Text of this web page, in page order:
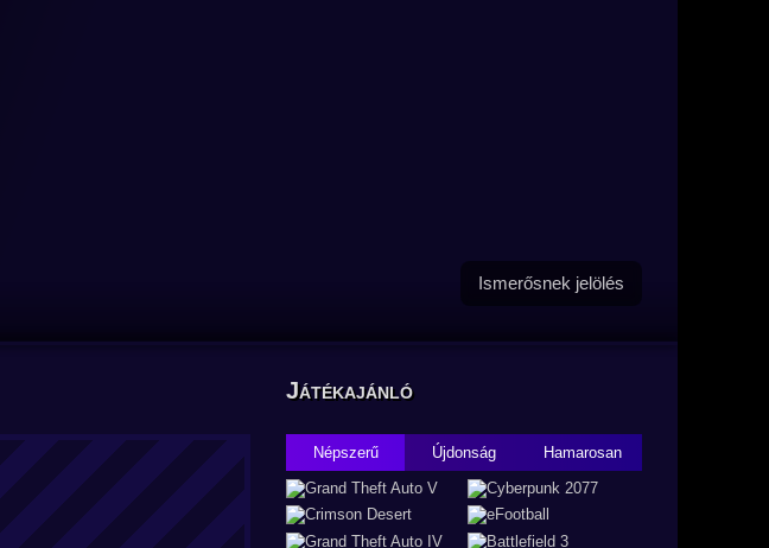
Ismerősnek jelölés
Játékajánló
Népszerű Újdonság Hamarosan